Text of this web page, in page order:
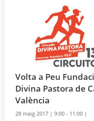
Volta a Peu
Divina Pastora de
València
28 maig 2017 |9:00 - 11:00 |